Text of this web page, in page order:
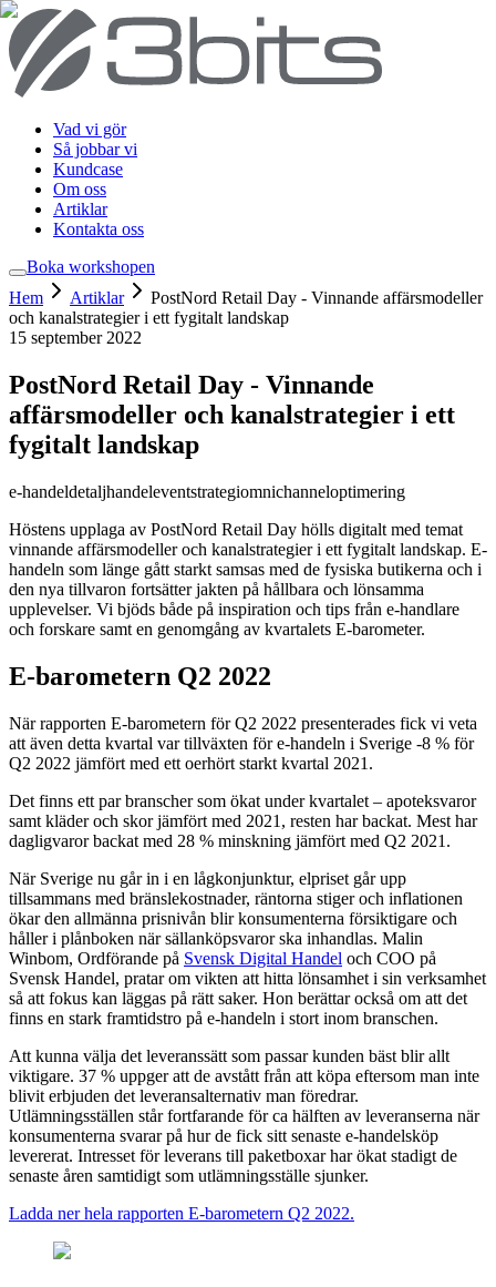
Vad vi gör
Så jobbar vi
Kundcase
Om oss
Artiklar
Kontakta oss
Boka workshopen
Hem
Artiklar
PostNord Retail Day - Vinnande affärsmodeller
och kanalstrategier i ett fygitalt landskap
15 september 2022
PostNord Retail Day - Vinnande
affärsmodeller och kanalstrategier i ett
fygitalt landskap
e-handeldetaljhandeleventstrategiomnichanneloptimering
Höstens upplaga av PostNord Retail Day hölls digitalt med temat
vinnande affärsmodeller och kanalstrategier i ett fygitalt landskap. E-
handeln som länge gått starkt samsas med de fysiska butikerna och i
den nya tillvaron fortsätter jakten på hållbara och lönsamma
upplevelser. Vi bjöds både på inspiration och tips från e-handlare
och forskare samt en genomgång av kvartalets E-barometer.
E-barometern Q2 2022
När rapporten E-barometern för Q2 2022 presenterades fick vi veta
att även detta kvartal var tillväxten för e-handeln i Sverige -8 % för
Q2 2022 jämfört med ett oerhört starkt kvartal 2021.
Det finns ett par branscher som ökat under kvartalet – apoteksvaror
samt kläder och skor jämfört med 2021, resten har backat. Mest har
dagligvaror backat med 28 % minskning jämfört med Q2 2021.
När Sverige nu går in i en lågkonjunktur, elpriset går upp
tillsammans med bränslekostnader, räntorna stiger och inflationen
ökar den allmänna prisnivån blir konsumenterna försiktigare och
håller i plånboken när sällanköpsvaror ska inhandlas. Malin
Winbom, Ordförande på Svensk Digital Handel och COO på
Svensk Handel, pratar om vikten att hitta lönsamhet i sin verksamhet
så att fokus kan läggas på rätt saker. Hon berättar också om att det
finns en stark framtidstro på e-handeln i stort inom branschen.
Att kunna välja det leveranssätt som passar kunden bäst blir allt
viktigare. 37 % uppger att de avstått från att köpa eftersom man inte
blivit erbjuden det leveransalternativ man föredrar.
Utlämningsställen står fortfarande för ca hälften av leveranserna när
konsumenterna svarar på hur de fick sitt senaste e-handelsköp
levererat. Intresset för leverans till paketboxar har ökat stadigt de
senaste åren samtidigt som utlämningsställe sjunker.
Ladda ner hela rapporten E-barometern Q2 2022.